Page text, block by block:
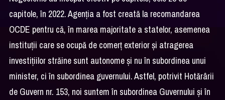
capitole, în 2022. Agenția a fost creată la recomandarea
OCDE pentru că, în marea majoritate a statelor, asemenea
instituții care se ocupă de comerț exterior și atragerea
investițiilor străine sunt autonome și nu în subordinea unui
minister, ci în subordinea guvernului. Astfel, potrivit Hotărârii
de Guvern nr. 153, noi suntem în subordinea Guvernului și în